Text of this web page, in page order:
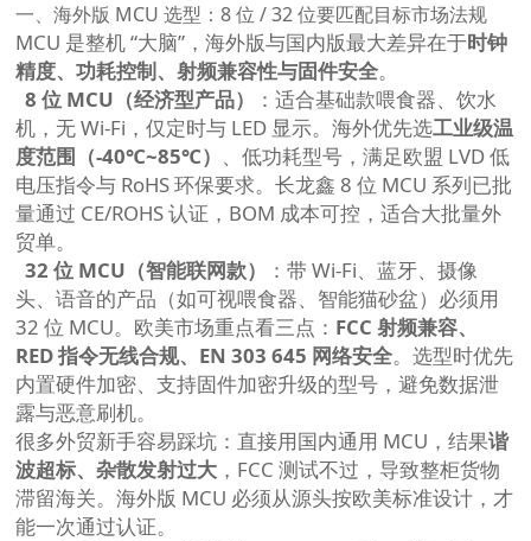
一、海外版 MCU 选型：8 位 / 32 位要匹配目标市场法规
MCU 是整机 “大脑”，海外版与国内版最大差异在于时钟
精度、功耗控制、射频兼容性与固件安全。
8 位 MCU（经济型产品）
：适合基础款喂食器、饮水
机，无 Wi‑Fi，仅定时与 LED 显示。海外优先选工业级温
度范围（-40℃~85℃） 、低功耗型号，满足欧盟 LVD 低
电压指令与 RoHS 环保要求。长龙鑫 8 位 MCU 系列已批
量通过 CE/ROHS 认证，BOM 成本可控，适合大批量外
贸单。
32 位 MCU（智能联网款）
：带 Wi‑Fi、蓝牙、摄像
头、语音的产品（如可视喂食器、智能猫砂盆）必须用
32 位 MCU。欧美市场重点看三点： FCC 射频兼容、
RED 指令无线合规、EN 303 645 网络安全。选型时优先
内置硬件加密、支持固件加密升级的型号，避免数据泄
露与恶意刷机。
很多外贸新手容易踩坑：直接用国内通用 MCU，结果谐
波超标、杂散发射过大 ，FCC 测试不过，导致整柜货物
滞留海关。海外版 MCU 必须从源头按欧美标准设计，才
能一次通过认证。